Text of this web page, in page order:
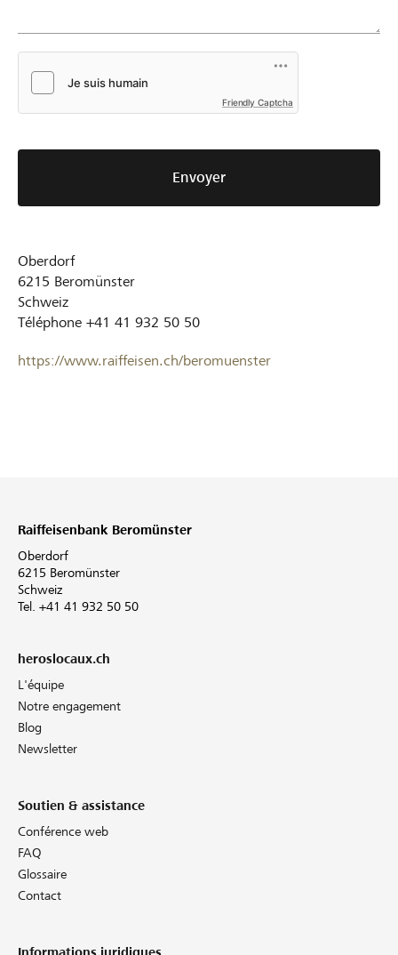
Friendly Captcha
Envoyer
Oberdorf
6215 Beromünster
Schweiz
Téléphone +41 41 932 50 50
https://www.raiffeisen.ch/beromuenster
Raiffeisenbank Beromünster
Oberdorf
6215 Beromünster
Schweiz
Tel. +41 41 932 50 50
heroslocaux.ch
L'équipe
Notre engagement
Blog
Newsletter
Soutien & assistance
Conférence web
FAQ
Glossaire
Contact
Informations juridiques